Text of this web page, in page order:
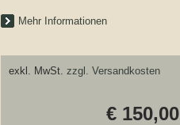
Mehr Informationen
exkl. MwSt. zzgl. Versandkosten
€ 150,00